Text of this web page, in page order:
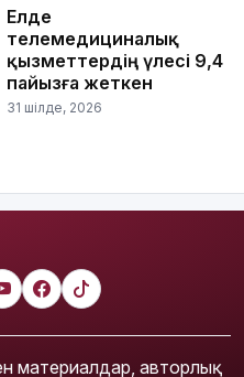
Елде
телемедициналық
қызметтердің үлесі 9,4
пайызға жеткен
31 шілде, 2026
материалдар, авторлық